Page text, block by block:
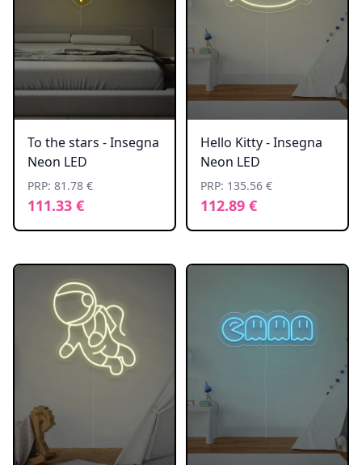
To the stars - Insegna
Neon LED
PRP: 81.78 €
111.33 €
Hello Kitty - Insegna
Neon LED
PRP: 135.56 €
112.89 €